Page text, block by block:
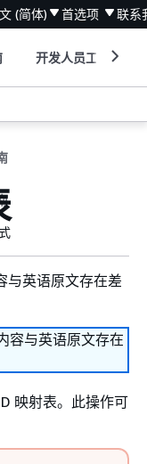
(简体) 首选项 联系
开发人员工具
与英语原文存在差
容与英语原文存在
映射表。此操作可